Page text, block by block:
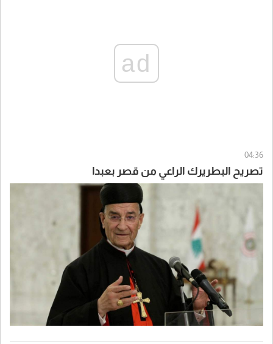
ad
04:36
تصريح البطريرك الراعي من قصر بعبدا